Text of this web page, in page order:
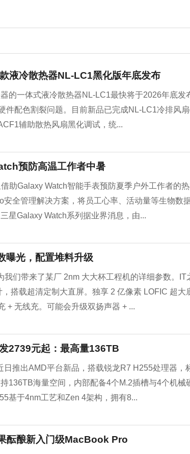
液冷散热器NL-LC1黑化版年底发布
的一体式液冷散热器NL-LC1最快将于2026年底发
件配色割裂问题。目前新品已完成NL-LC1冷排风
辅助散热风扇黑化调试，统...
预防高温工作者中暑
助Galaxy Watch智能手表预防夏季户外工作者的
安全管理解决方案，将员工心率、活动量等生物数
星Galaxy Watch系列据业界消息，由...
曝光，配置堆料升级
我们带来了某厂 2nm 大大杯工程机的详细参数。IT
搭载超清定制大直屏。独享 2 亿像素 LOFIC 超大
+ 无线充。可能会升级双扬声器 + ...
2739元起：最高量136TB
推出AMD平台新品，搭载锐龙R7 H255处理器，
136TB海量空间，内部配备4个M.2插槽与4个机械
基于4nm工艺和Zen 4架构，拥有8...
酝酿新入门级MacBook Pro